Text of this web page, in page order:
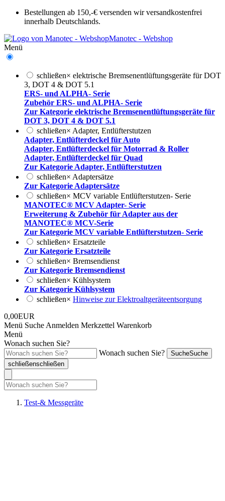
Bestellungen ab 150,-€ versenden wir versandkostenfrei
innerhalb Deutschlands.
Manotec - Webshop
Menü
schließen× elektrische Bremsenentlüftungsgeräte für DOT
3, DOT 4 & DOT 5.1
ERS- und ALPHA- Serie
Zubehör ERS- und ALPHA- Serie
Zur Kategorie elektrische Bremsenentlüftungsgeräte für
DOT 3, DOT 4 & DOT 5.1
schließen× Adapter, Entlüfterstutzen
Adapter, Entlüfterdeckel für Auto
Adapter, Entlüfterdeckel für Motorrad & Roller
Adapter, Entlüfterdeckel für Quad
Zur Kategorie Adapter, Entlüfterstutzen
schließen× Adaptersätze
Zur Kategorie Adaptersätze
schließen× MCV variable Entlüfterstutzen- Serie
MANOTEC® MCV Adapter- Serie
Erweiterung & Zubehör für Adapter aus der
MANOTEC® MCV-Serie
Zur Kategorie MCV variable Entlüfterstutzen- Serie
schließen× Ersatzteile
Zur Kategorie Ersatzteile
schließen× Bremsendienst
Zur Kategorie Bremsendienst
schließen× Kühlsystem
Zur Kategorie Kühlsystem
schließen× Hinweise zur Elektroaltgeräteentsorgung
0,00EUR
Menü Suche Anmelden Merkzettel Warenkorb
Menü
Wonach suchen Sie?
Wonach suchen Sie?
SucheSuche
schließenschließen
Test-& Messgeräte